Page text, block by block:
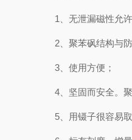
1、无泄漏磁性允许
2、聚苯砜结构与防
3、使用方便；
4、坚固而安全。聚
5、用镊子很容易取